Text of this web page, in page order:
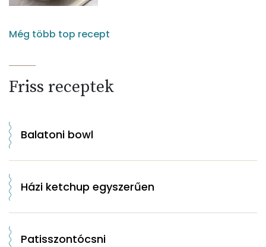
Még több top recept
Friss receptek
Balatoni bowl
Házi ketchup egyszerűen
Patisszontócsni